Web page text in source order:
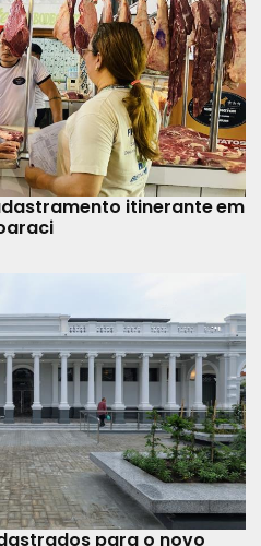
itinerante em
para o novo